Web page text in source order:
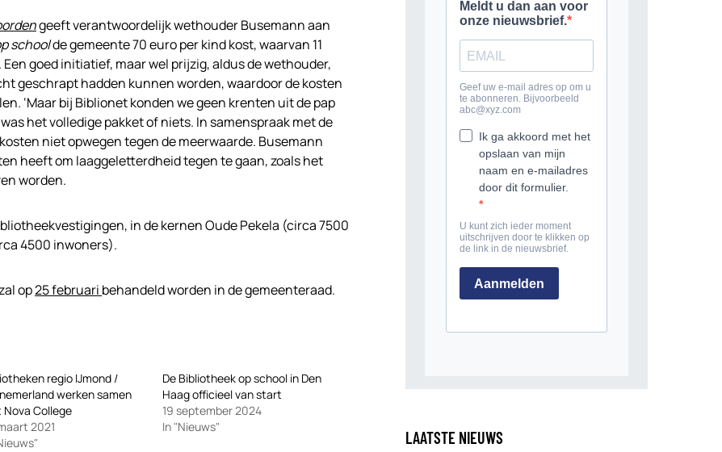
geeft verantwoordelijk wethouder Busemann aan
schoolde gemeente 70 euro per kind kost, waarvan 11
goed initiatief, maar wel prijzig, aldus de wethouder,
geschrapt hadden kunnen worden, waardoor de kosten
‘Maar bij Biblionet konden we geen krenten uit de pap
het volledige pakket of niets. In samenspraak met de
niet opwegen tegen de meerwaarde. Busemann
heeft om laaggeletterdheid tegen te gaan, zoals het
worden.
in de kernen Oude Pekela (circa 7500
4500 inwoners).
op25 februari behandeld worden in de gemeenteraad.
regio IJmond /
werken samen
Nova College
2021
De Bibliotheek op school in Den
Haag officieel van start
19 september 2024
In "Nieuws"
LAATSTE NIEUWS